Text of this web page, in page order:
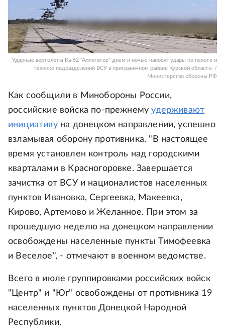
Ударные вертолеты Ка-52 "Аллигатор" днем и ночью наносят удары по пехоте и
технике подразделений ВСУ в приграничном районе Курской области. /
Министерство обороны РФ
Как сообщили в Минобороны России,
российские войска по-прежнемуудерживают
инициативуна донецком направлении, успешно
взламывая оборону противника. "В настоящее
время установлен контроль над городскими
кварталами в Красногоровке. Завершается
зачистка от ВСУ и националистов населенных
пунктов Ивановка, Сергеевка, Макеевка,
Кирово, Артемово и Желанное. При этом за
прошедшую неделю на донецком направлении
освобождены населенные пункты Тимофеевка
и Веселое", - отмечают в военном ведомстве.
Всего в июле группировками российских войск
"Центр" и "Юг" освобождены от противника 19
населенных пунктов Донецкой Народной
Республики.